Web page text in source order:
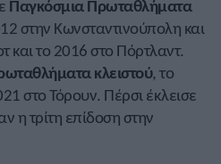
Παγκόσμια Πρωταθλήματα
στην Κωνσταντινούπολη και
και το 2016 στο Πόρτλαντ.
κλειστού, το
στο Τόρουν. Πέρσι έκλεισε
η τρίτη επίδοση στην